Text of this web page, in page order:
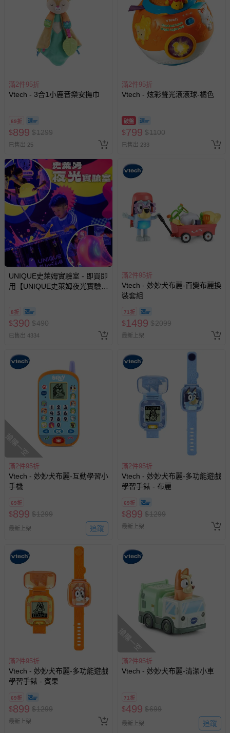
※禁止使用充電式電池，新舊電池請勿混合使用，若長時間不
使用，請將電池取出！
※商品可能因拍攝產生色差，圖片僅供參考，商品依實際供貨
樣式為準。
※商品如經拆封、使用、或拆解以致缺乏完整性及失去再販售
價值時， 將會影響您的退換貨權益！
您所購買的商品享有7天的鑑賞期／猶豫期權益，但此期間
並非試用期，您所退回的商品必須是未經使用的全新狀態，
如需退換貨，請於收到商品7天（含例假日內提出），如為
瑕疵退換貨所產生的運費，將由媽咪愛負責處理，若非瑕疵
退貨，您可至『查詢訂單』>『已出貨』中查詢該筆訂單，
並點選『我要退貨』即可進行申請。若有相關退貨問題，請
至媽咪愛LINE@客服ID: @mamilove
與服務，謝謝。
針對滿件折/滿額贈…等活動，如因部份退貨，而該訂單保
留商品未達活動門檻，將以原價計算，活動贈品亦需一併退
回。
部分商品依據消費者保護法的規定，不適用七天鑑賞期/猶
豫期範圍：
易於腐敗、保存期限較短或解約時即將逾期（例如生鮮
客製化商品（例如客製生日書、姓名貼等）。
報紙、期刊或雜誌（惟書籍如經拆封、使用，則酌收整
經消費者拆封之影音商品或電腦軟體（例如 DVD、CD
等）。
非以有形媒介提供之數位內容或一經提供即為完成之線
上服務，經消費者事先同意始提供（例如線上課程、遊
戲或活動點數等）。
已拆封之以下類型商品：
-個人衛生用品（例如尿布、貼身衣物、泳裝、襪子、地
墊、寢具類等）。
-新生兒親膚衣物（嬰幼兒包巾與背巾、包屁衣、學習
褲、紗布衣等）。
-接觸性孕哺產品（奶嘴、奶瓶、擠乳器、哺乳衣、托腹
-其他原廠盒裝商品封口處已貼上「不可拆封」，或具警
示字句等說明貼紙、封條者。
國際航空、客運、訂房等服務。
相關的退換貨辦理流程，可詳見：退換貨 & 退款問題
其他常見問題：
運送服務：目前提供的運送僅限台灣本島。如您位於離島地
區，可能會無法配送，或須依據商品需加收離島運費。廠商
亦保留出貨與否的權利。離島、偏遠地區、樓層親送等加價
費用，可能會另需加收。
商品實際的配達日期，可於訂單個人資料內的查詢訂單內，
已出貨通知之訊息為主。
如您收到商品，請依正常流程檢查是否完好，若商品遇瑕疵
若您對於會員帳號、商品訂購與資訊、購物流程、付款方
式、折價券與購物金的使用、退貨及商品運送方式等有疑
媽咪愛客服中心 。
滿2件95折
Vtech - 3合1小鹿音樂安撫巾
69折
$899 $1299
已售出 25
滿2件95折
Vtech - 炫彩聲光滾滾球-橘色
破盤
$799 $1100
已售出 233
UNIQUE史萊姆實驗室 - 即買即
用【UNIQUE史萊姆夜光實驗室
8/30 (電子票券，於展期現場憑
訂單編號兌換，逾期作廢) (大
人小孩均一價(3歲以上需購票))
8折
$390 $490
已售出 4334
滿2件95折
Vtech - 妙妙犬布麗-百變布麗換
裝套組
71折
$1499 $2099
最新上架
搶購一空
滿2件95折
Vtech - 妙妙犬布麗-互動學習小
手機
69折
$899 $1299
最新上架 追蹤
滿2件95折
Vtech - 妙妙犬布麗-多功能遊戲
學習手錶 - 布麗
69折
$899 $1299
最新上架
滿2件95折
Vtech - 妙妙犬布麗-多功能遊戲
學習手錶 - 賓果
69折
$899 $1299
最新上架
搶購一空
滿2件95折
Vtech - 妙妙犬布麗-清潔小車
71折
$499 $699
最新上架 追蹤